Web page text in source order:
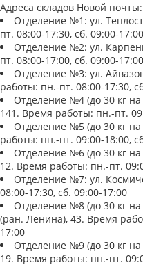
Адреса складов Новой почты:
Отделение №1: ул.
пт. 08:00-17:30, сб. 09:00-17:00
Отделение №2: ул.
пт. 08:00-17:00, сб. 09:00-17:00
Отделение №3: ул.
работы: пн.-пт. 08:00-17:30,
Отделение №4 (до 30 кг
141. Время работы: пн.-пт.
Отделение №5 (до 30 кг на
работы: пн.-пт. 09:00-18:00,
Отделение №6 (до 30 кг
12. Время работы: пн.-пт.
Отделение №7: ул.
08:00-17:30, сб. 09:00-17:00
Отделение №8 (до 30 кг
(ран. Ленина), 43. Время
17:00
Отделение №9 (до 30 кг
19. Время работы: пн.-пт.